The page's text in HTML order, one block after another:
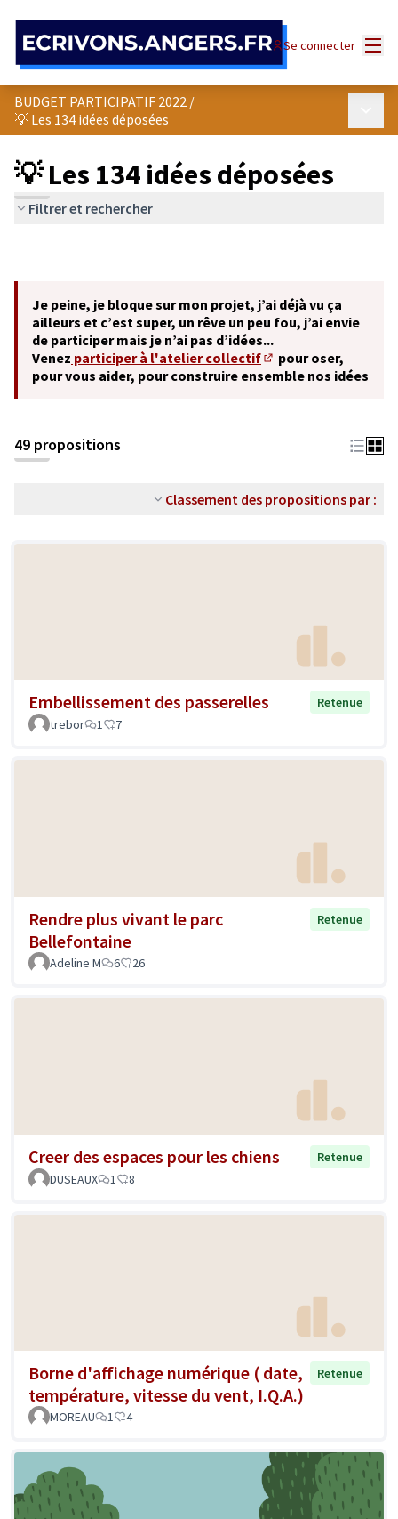
Se connecter
BUDGET PARTICIPATIF 2022 /
💡 Les 134 idées déposées
💡 Les 134 idées déposées
Filtrer et rechercher
Je peine, je bloque sur mon projet, j’ai déjà vu ça
ailleurs et c’est super, un rêve un peu fou, j’ai envie
de participer mais je n’ai pas d’idées...
Venez participer à l'atelier collectif
(S'ouvre dans un
pour oser,
pour vous aider, pour construire ensemble nos idées
49 propositions
Classement des propositions par :
Embellissement des passerelles
Retenue
trebor
1 7
Rendre plus vivant le parc
Bellefontaine
Retenue
Adeline M 6 26
Creer des espaces pour les chiens
Retenue
DUSEAUX
1 8
Borne d'affichage numérique ( date,
température, vitesse du vent, I.Q.A.)
Retenue
MOREAU 1 4